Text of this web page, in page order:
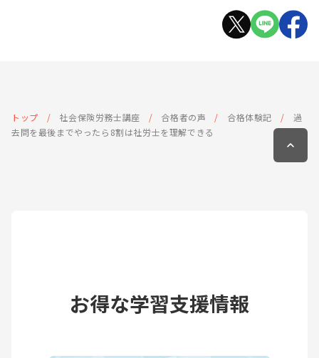
トップ 社会保険労務士講座 合格者の声 合格体験記
過
去問を最後までやったら8割は社労士を理解できる
お得な学習支援情報